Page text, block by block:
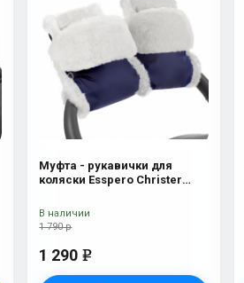
Муфта - рукавички для
коляски Esspero Christer
1 790 р
1 290 e
В наличии